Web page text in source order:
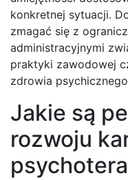
konkretnej sytuacji.
zmagać się z
administracyjnymi
praktyki zawodowej
zdrowia
Jakie są
rozwoju